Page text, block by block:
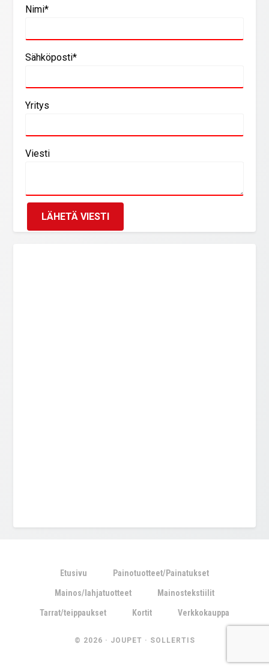
Nimi*
Sähköposti*
Yritys
Viesti
Etusivu Painotuotteet/Painatukset
Mainos/lahjatuotteet Mainostekstiilit
Tarrat/teippaukset Kortit Verkkokauppa
© 2026 · JOUPET · SOLLERTIS